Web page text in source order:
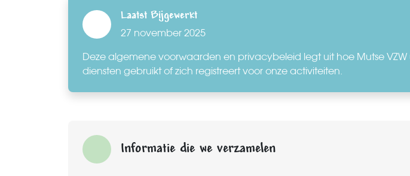
Laatst Bijgewerkt
27 november 2025
Deze algemene voorwaarden en privacybeleid legt uit hoe Mutse
diensten gebruikt of zich registreert voor onze activiteiten.
Informatie die we verzamelen